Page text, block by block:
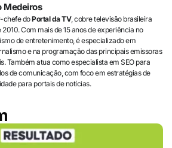
Medeiros
chefe doPortal da TV, cobre televisão brasileira
2010. Com mais de 15 anos de experiência no
de entretenimento, é especializado em
e na programação das principais emissoras
Também atua como especialista em SEO para
de comunicação, com foco em estratégias de
para portais de notícias.